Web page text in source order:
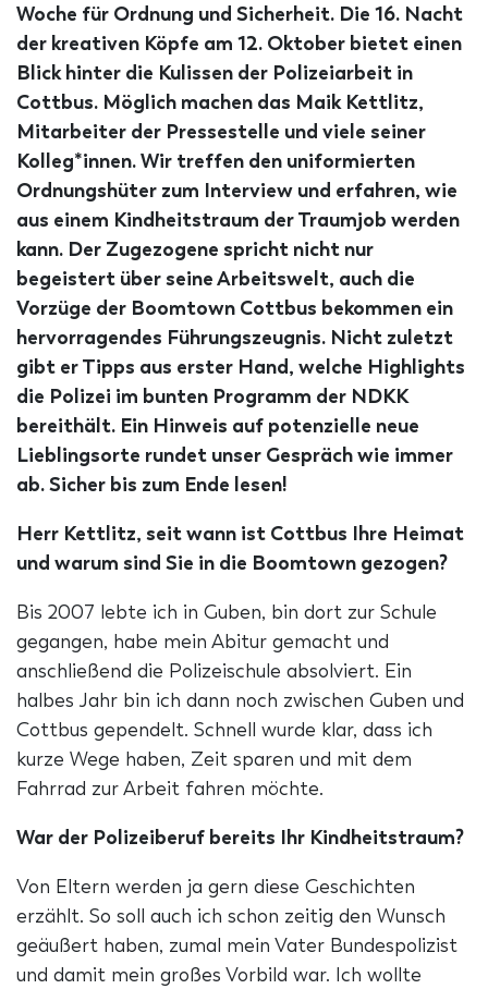
Woche für Ordnung und Sicherheit. Die 16. Nacht
der kreativen Köpfe am 12. Oktober bietet einen
Blick hinter die Kulissen der Polizeiarbeit in
Cottbus. Möglich machen das Maik Kettlitz,
Mitarbeiter der Pressestelle und viele seiner
Kolleg*innen. Wir treffen den uniformierten
Ordnungshüter zum Interview und erfahren, wie
aus einem Kindheitstraum der Traumjob werden
kann. Der Zugezogene spricht nicht nur
begeistert über seine Arbeitswelt, auch die
Vorzüge der Boomtown Cottbus bekommen ein
hervorragendes Führungszeugnis. Nicht zuletzt
gibt er Tipps aus erster Hand, welche Highlights
die Polizei im bunten Programm der NDKK
bereithält. Ein Hinweis auf potenzielle neue
Lieblingsorte rundet unser Gespräch wie immer
ab. Sicher bis zum Ende lesen!
Herr Kettlitz, seit wann ist Cottbus Ihre Heimat
und warum sind Sie in die Boomtown gezogen?
Bis 2007 lebte ich in Guben, bin dort zur Schule
gegangen, habe mein Abitur gemacht und
anschließend die Polizeischule absolviert. Ein
halbes Jahr bin ich dann noch zwischen Guben und
Cottbus gependelt. Schnell wurde klar, dass ich
kurze Wege haben, Zeit sparen und mit dem
Fahrrad zur Arbeit fahren möchte.
War der Polizeiberuf bereits Ihr Kindheitstraum?
Von Eltern werden ja gern diese Geschichten
erzählt. So soll auch ich schon zeitig den Wunsch
geäußert haben, zumal mein Vater Bundespolizist
und damit mein großes Vorbild war. Ich wollte